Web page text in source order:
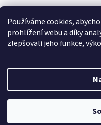
Používáme cookies,
prohlížení webu a díky
zlepšovali jeho funkce,
SUPER-